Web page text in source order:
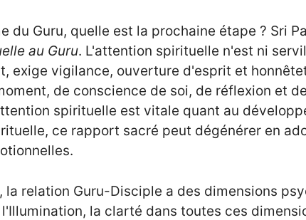
du Guru, quelle est la prochaine étape ? Sri
au Guru. L'attention spirituelle n'est ni
exige vigilance, ouverture d'esprit et
de conscience de soi, de réflexion et
spirituelle est vitale quant au
ce rapport sacré peut dégénérer en
relation Guru-Disciple a des dimensions
la clarté dans toutes ces